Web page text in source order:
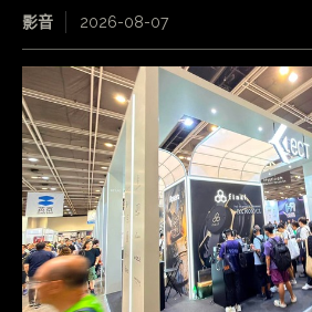
影音 2026-08-07